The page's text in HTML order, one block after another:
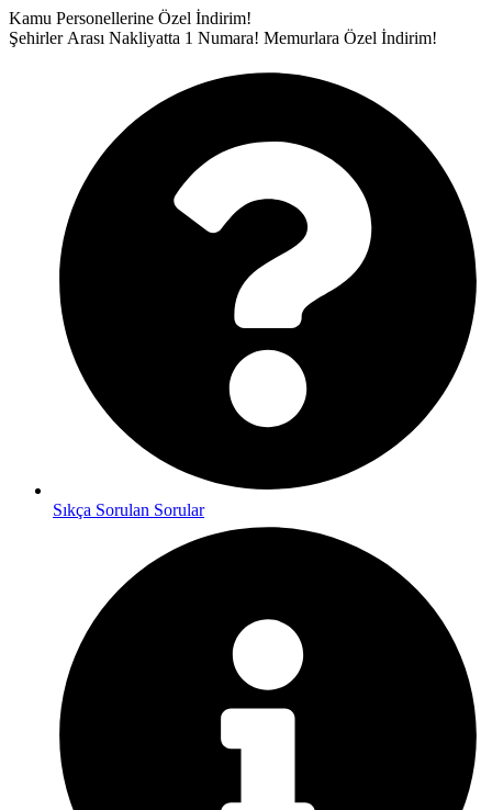
İçeriğe
atla
Kamu Personellerine Özel İndirim!
Şehirler Arası Nakliyatta 1 Numara! Memurlara Özel İndirim!
Sıkça Sorulan Sorular